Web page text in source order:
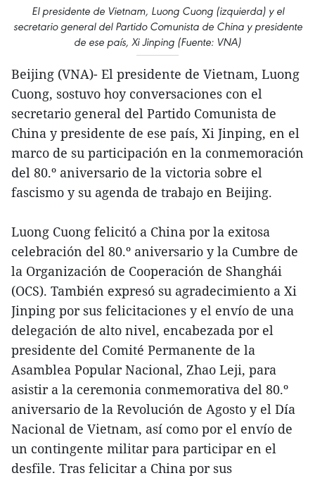
El presidente de Vietnam, Luong Cuong (izquierda) y el
secretario general del Partido Comunista de China y presidente
de ese país, Xi Jinping (Fuente: VNA)
Beijing (VNA)- El presidente de Vietnam, Luong
Cuong, sostuvo hoy conversaciones con el
secretario general del Partido Comunista de
China y presidente de ese país, Xi Jinping, en el
marco de su participación en la conmemoración
del 80.º aniversario de la victoria sobre el
fascismo y su agenda de trabajo en Beijing.
Luong Cuong felicitó a China por la exitosa
celebración del 80.º aniversario y la Cumbre de
la Organización de Cooperación de Shanghái
(OCS). También expresó su agradecimiento a Xi
Jinping por sus felicitaciones y el envío de una
delegación de alto nivel, encabezada por el
presidente del Comité Permanente de la
Asamblea Popular Nacional, Zhao Leji, para
asistir a la ceremonia conmemorativa del 80.º
aniversario de la Revolución de Agosto y el Día
Nacional de Vietnam, así como por el envío de
un contingente militar para participar en el
desfile. Tras felicitar a China por sus